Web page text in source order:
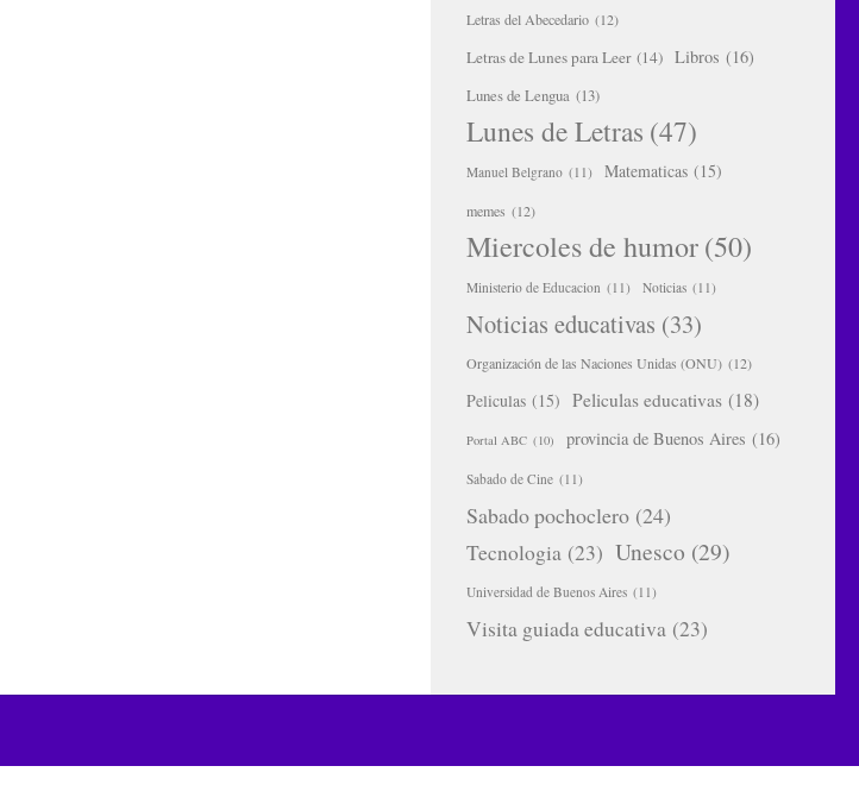
Letras del Abecedario (12)
Letras de Lunes para Leer (14) Libros (16)
Lunes de Lengua (13)
Lunes de Letras (47)
Manuel Belgrano (11) Matematicas (15)
memes (12)
Miercoles de humor(50)
Ministerio de Educacion (11) Noticias (11)
Noticias educativas (33)
Organización de las Naciones Unidas (ONU) (12)
Peliculas (15) Peliculas educativas (18)
Portal ABC (10) provincia de Buenos Aires (16)
Sabado de Cine (11)
Sabado pochoclero (24)
Tecnologia (23) Unesco (29)
Universidad de Buenos Aires (11)
Visita guiada educativa (23)